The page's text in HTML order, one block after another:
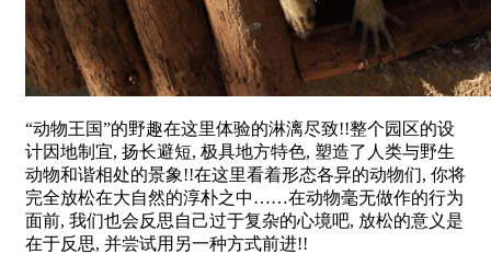
“动物王国”的野趣在这里体验的淋漓尽致!!整个园区的设
计因地制宜, 扬长避短, 极具地方特色, 塑造了人类与野生
动物和谐相处的景象!!在这里看着形态各异的动物们, 你将
完全放松在大自然的淳朴之中……在动物毫无做作的行为
面前, 我们也会反思自己过于复杂的心境吧, 放松的意义是
在于反思, 并尝试用另一种方式前进!!